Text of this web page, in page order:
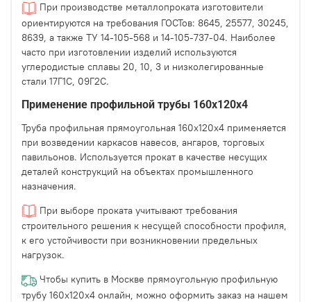
При производстве металлопроката изготовители
ориентируются на требования ГОСТов: 8645, 25577, 30245,
8639, а также ТУ 14-105-568 и 14-105-737-04. Наиболее
часто при изготовлении изделий используются
углеродистые сплавы 20, 10, 3 и низколегированные
стали 17Г1С, 09Г2С.
Применение профильной трубы 160х120х4
Труба профильная прямоугольная 160х120х4 применяется
при возведении каркасов навесов, ангаров, торговых
павильонов. Используется прокат в качестве несущих
деталей конструкций на объектах промышленного
назначения.
При выборе проката учитывают требования
строительного решения к несущей способности профиля,
к его устойчивости при возникновении предельных
нагрузок.
Чтобы купить в Москве прямоугольную профильную
трубу 160х120х4 онлайн, можно оформить заказ на нашем